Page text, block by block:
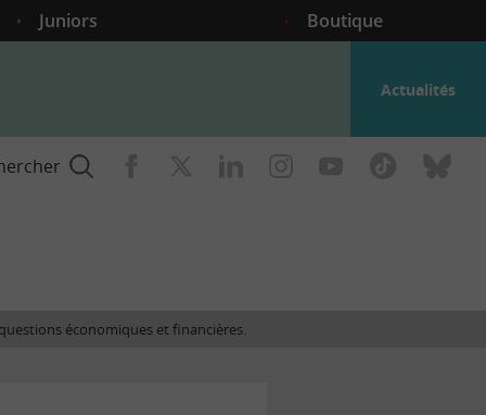
Juniors Boutique
Actualités
économiques et financières.